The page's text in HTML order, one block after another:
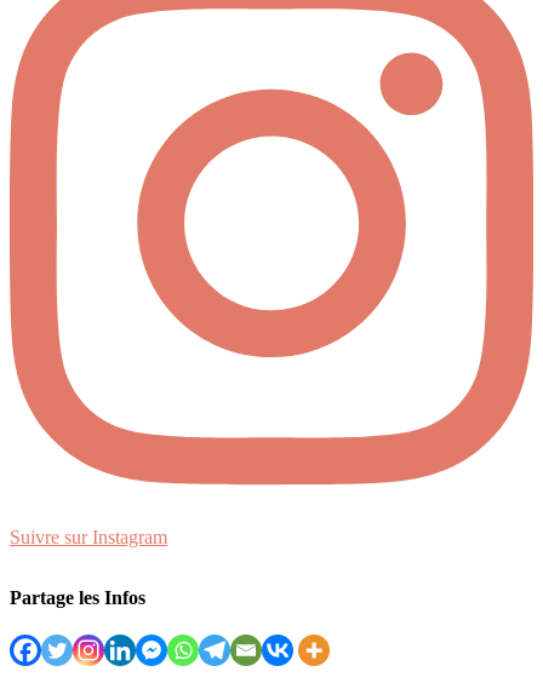
Suivre sur Instagram
Partage les Infos